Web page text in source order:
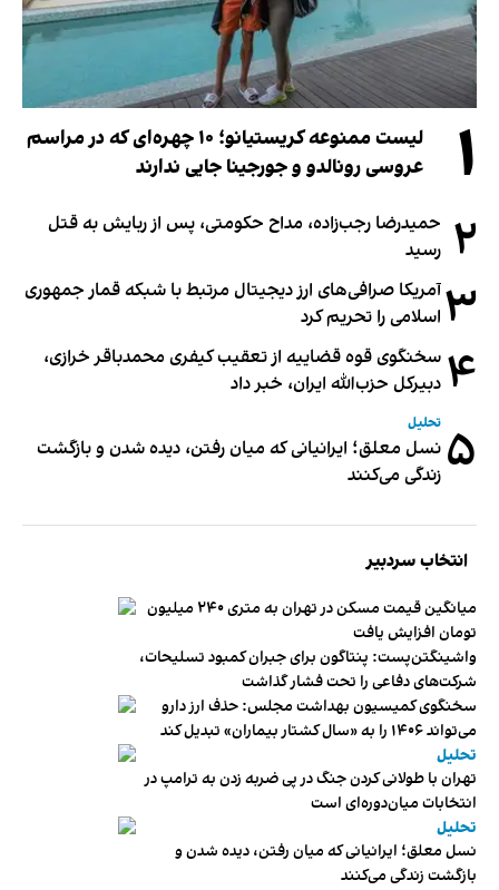
۱
لیست ممنوعه کریستیانو؛ ۱۰ چهره‌ای که در مراسم
عروسی رونالدو و جورجینا جایی ندارند
۲ حمیدرضا رجب‌زاده، مداح حکومتی، پس از ربایش به قتل
رسید
۳آمریکا صرافی‌های ارز دیجیتال مرتبط با شبکه قمار جمهوری
اسلامی را تحریم کرد
۴ سخنگوی قوه قضاییه از تعقیب کیفری محمدباقر خرازی،
دبیر‌کل حزب‌الله ایران، خبر داد
۵ تحلیل
نسل معلق؛ ایرانیانی که میان رفتن، دیده شدن و بازگشت
زندگی می‌کنند
انتخاب سردبیر
میانگین قیمت مسکن در تهران به متری ۲۴۰ میلیون
تومان افزایش یافت
واشینگتن‌پست: پنتاگون برای جبران کمبود تسلیحات،
شرکت‌های دفاعی را تحت فشار گذاشت
سخنگوی کمیسیون بهداشت مجلس: حذف ارز دارو
می‌تواند ۱۴۰۶ را به «سال کشتار بیماران» تبدیل کند
تحلیل
تهران با طولانی کردن جنگ در پی ضربه زدن به ترامپ در
انتخابات میان‌دوره‌ای است
تحلیل
نسل معلق؛ ایرانیانی که میان رفتن، دیده شدن و
بازگشت زندگی می‌کنند